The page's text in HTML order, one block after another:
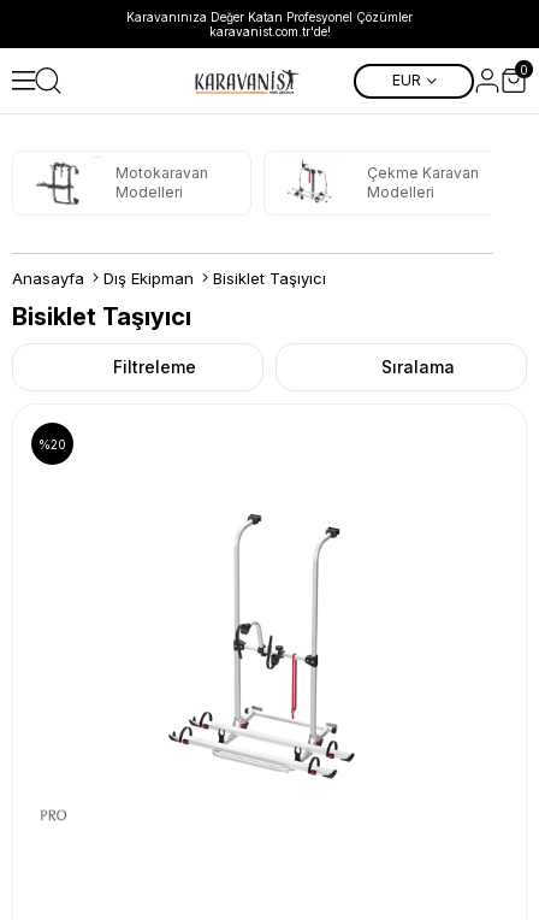
Karavanınıza Değer Katan Profesyonel Çözümler
karavanist.com.tr'de!
EUR
0
Motokaravan
Modelleri
Çekme Karavan
Modelleri
Anasayfa Dış Ekipman Bisiklet Taşıyıcı
Bisiklet Taşıyıcı
Filtreleme Sıralama
%20